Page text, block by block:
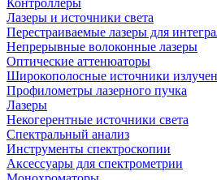
Контроллеры
Лазеры и источники света
Перестраиваемые лазеры для
Непрерывные волоконные лазеры
Оптические аттенюаторы
Широкополосные источники
Профилометры лазерного пучка
Лазеры
Некогерентные источники света
Спектральный анализ
Инструменты спектроскопии
Аксессуары для спектрометрии